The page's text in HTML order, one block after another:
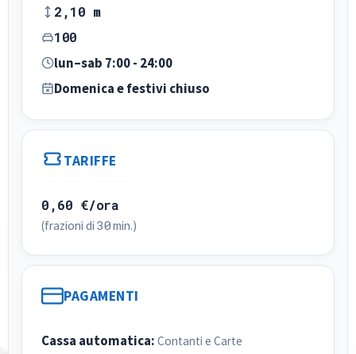
2,10 m
100
lun–sab 7:00 - 24:00
Domenica e festivi chiuso
TARIFFE
0,60 €/ora
(frazioni di 30min.)
PAGAMENTI
Cassa automatica: Contanti e Carte